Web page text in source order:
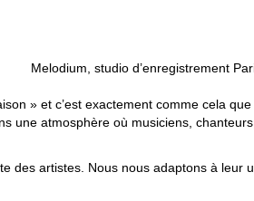
Melodium, studio d’enregistrement
» et c’est exactement comme cela
une atmosphère où musiciens,
des artistes. Nous nous adaptons à leur